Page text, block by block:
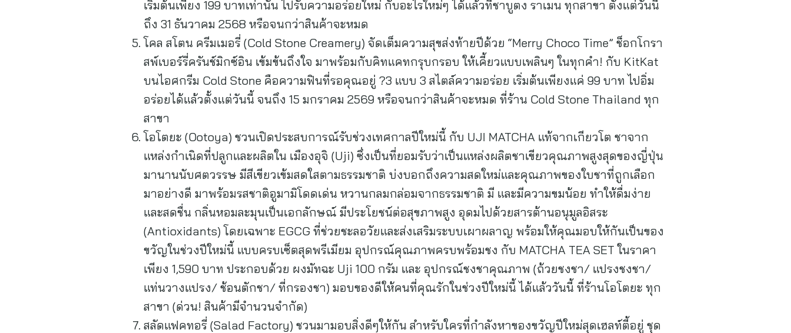
เริ่มต้นเพียง 199 บาทเท่านั้น ไปรับความอร่อยใหม่ กับอะไรใหม่ๆ ได้แล้วที่ชาบูตง ราเมน ทุกสาขา ตั้งแต่วันนี้
ถึง 31 ธันวาคม 2568 หรือจนกว่าสินค้าจะหมด
โคล สโตน ครีมเมอรี่ (Cold Stone Creamery) จัดเต็มความสุขส่งท้ายปีด้วย “Merry Choco Time” ช็อกโกรา
สพ์เบอร์รี่ครันช์มิกซ์อิน เข้มข้นถึงใจ มาพร้อมกับคิทแคทกรุบกรอบ ให้เคี้ยวแบบเพลินๆ ในทุกคำ! กับ KitKat
บนไอศกรีม Cold Stone คือความฟินที่รอคุณอยู่ ?3 แบบ 3 สไตล์ความอร่อย เริ่มต้นเพียงแค่ 99 บาท ไปอิ่ม
อร่อยได้แล้วตั้งแต่วันนี้ จนถึง 15 มกราคม 2569 หรือจนกว่าสินค้าจะหมด ที่ร้าน Cold Stone Thailand ทุก
สาขา
โอโตยะ (Ootoya) ชวนเปิดประสบการณ์รับช่วงเทศกาลปีใหม่นี้ กับ UJI MATCHA แท้จากเกียวโต ชาจาก
แหล่งกำเนิดที่ปลูกและผลิตใน เมืองอุจิ (Uji) ซึ่งเป็นที่ยอมรับว่าเป็นแหล่งผลิตชาเขียวคุณภาพสูงสุดของญี่ปุ่น
มานานนับศตวรรษ มีสีเขียวเข้มสดใสตามธรรมชาติ บ่งบอกถึงความสดใหม่และคุณภาพของใบชาที่ถูกเลือก
มาอย่างดี มาพร้อมรสชาติอูมามิโดดเด่น หวานกลมกล่อมจากธรรมชาติ มี และมีความขมน้อย ทำให้ดื่มง่าย
และสดชื่น กลิ่นหอมละมุนเป็นเอกลักษณ์ มีประโยชน์ต่อสุขภาพสูง อุดมไปด้วยสารต้านอนุมูลอิสระ
(Antioxidants) โดยเฉพาะ EGCG ที่ช่วยชะลอวัยและส่งเสริมระบบเผาผลาญ พร้อมให้คุณมอบให้กันเป็นของ
ขวัญในช่วงปีใหม่นี้ แบบครบเซ็ตสุดพรีเมียม อุปกรณ์คุณภาพครบพร้อมชง กับ MATCHA TEA SET ในราคา
เพียง 1,590 บาท ประกอบด้วย ผงมัทฉะ Uji 100 กรัม และ อุปกรณ์ชงชาคุณภาพ (ถ้วยชงชา/ แปรงชงชา/
แท่นวางแปรง/ ช้อนตักชา/ ที่กรองชา) มอบของดีให้คนที่คุณรักในช่วงปีใหม่นี้ ได้แล้ววันนี้ ที่ร้านโอโตยะ ทุก
สาขา (ด่วน! สินค้ามีจำนวนจำกัด)
สลัดแฟคทอรี่ (Salad Factory) ชวนมามอบสิ่งดีๆให้กัน สำหรับใครที่กำลังหาของขวัญปีใหม่สุดเฮลท์ตี้อยู่ ชุด